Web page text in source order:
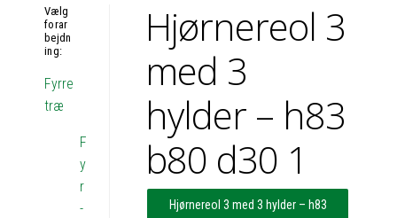
Hjørnereol 3
med 3
hylder – h83
b80 d30 1
Hjørnereol 3 med 3 hylder – h83
Vælg
forar
bejdn
ing:
Fyrre
træ
F
y
r
-